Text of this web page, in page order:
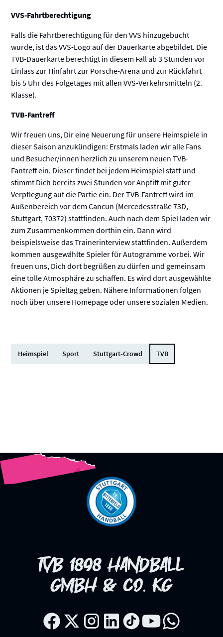
VVS-Fahrtberechtigung
Falls die Fahrtberechtigung für den VVS hinzugebucht
wurde, ist das VVS-Logo auf der Dauerkarte abgebildet. Die
TVB-Dauerkarte berechtigt in diesem Fall ab 3 Stunden vor
Einlass zur Hinfahrt zur Porsche-Arena und zur Rückfahrt
bis 5 Uhr des Folgetages mit allen VVS-Verkehrsmitteln (2.
Klasse).
TVB-Fantreff
Wir freuen uns, Dir eine Neuerung für unsere Heimspiele in
dieser Saison anzukündigen: Erstmals laden wir alle Fans
und Besucher/innen herzlich zu unserem neuen TVB-
Fantreff ein. Dieser findet bei jedem Heimspiel statt und
stimmt Dich bereits zwei Stunden vor Anpfiff mit guter
Verpflegung auf die Partie ein. Der TVB-Fantreff wird im
Außenbereich vor dem Cancun (Mercedesstraße 73D,
Stuttgart, 70372) stattfinden. Auch nach dem Spiel laden wir
zum Zusammenkommen dorthin ein. Dann wird
beispielsweise das Trainerinterview stattfinden. Außerdem
kommen ausgewählte Spieler für Autogramme vorbei. Wir
freuen uns, Dich dort begrüßen zu dürfen und gemeinsam
eine tolle Atmosphäre zu schaffen. Es wird dort ausgewählte
Aktionen je Spieltag geben. Nähere Informationen folgen
noch über unsere Homepage oder unsere sozialen Medien.
Heimspiel Sport Stuttgart-Crowd TVB
TVB 1898 HANDBALL
GMBH & CO. KG